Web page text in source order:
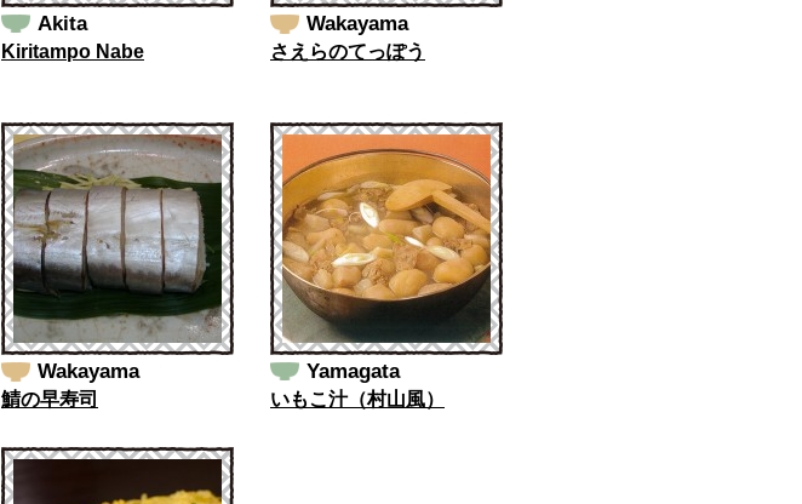
Akita
Kiritampo Nabe
Wakayama
さえらのてっぽう
Wakayama
鯖の早寿司
Yamagata
いもこ汁（村山風）